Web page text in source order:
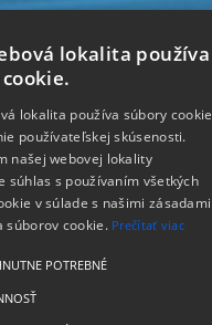
654 3780
034/651 2710
034/654 6519
nájdete
lokalita používa
lokalita používa súbory cookie
používateľskej skúsenosti.
našej webovej lokality
súhlas s používaním všetkých
v súlade s našimi zásadami
súborov cookie. Prečítať viac
POTREBNÉ